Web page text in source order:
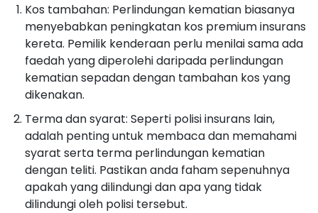
Kos tambahan: Perlindungan kematian biasanya
menyebabkan peningkatan kos premium insurans
kereta. Pemilik kenderaan perlu menilai sama ada
faedah yang diperolehi daripada perlindungan
kematian sepadan dengan tambahan kos yang
dikenakan.
Terma dan syarat: Seperti polisi insurans lain,
adalah penting untuk membaca dan memahami
syarat serta terma perlindungan kematian
dengan teliti. Pastikan anda faham sepenuhnya
apakah yang dilindungi dan apa yang tidak
dilindungi oleh polisi tersebut.